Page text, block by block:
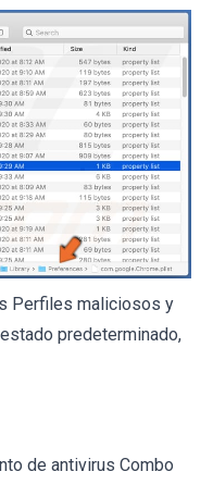
Perfiles maliciosos y
predeterminado,
de antivirus Combo